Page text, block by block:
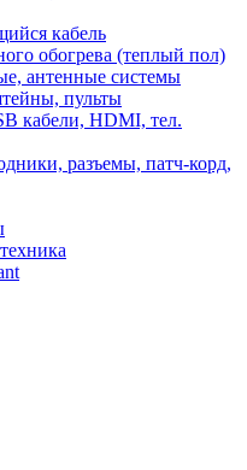
кабель
обогрева (теплый пол)
антенные системы
пульты
кабели, HDMI, тел.
разъемы, патч-корд,